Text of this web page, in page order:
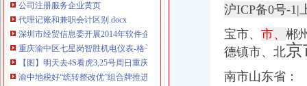
深圳市经贸信息委开展2014年软件企业年审工作的通知_深圳嘉财润
重庆渝中区七星岗智胜机电仪表-格子网店
【图】明天去4S看虎3,25号周日重庆有2小时团购,有些小疑问请教_
渝中地税好“统转整改优”组合牌推进征管改革全面落地_媒体推荐
重庆市渝中区人民-页
重庆昨成立西部国税系统第一个纳税人学校-看动态-西安高新区企业
沪ICP备0号-1|
宝市、 市、 郴
德镇市、 北京
南市山东省：